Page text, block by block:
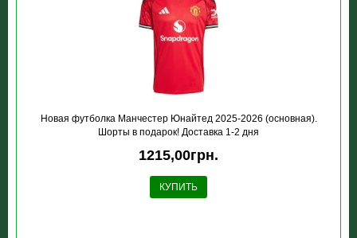
Новая футболка Манчестер Юнайтед 2025-2026 (основная).
Шорты в подарок! Доставка 1-2 дня
1215,00грн.
КУПИТЬ